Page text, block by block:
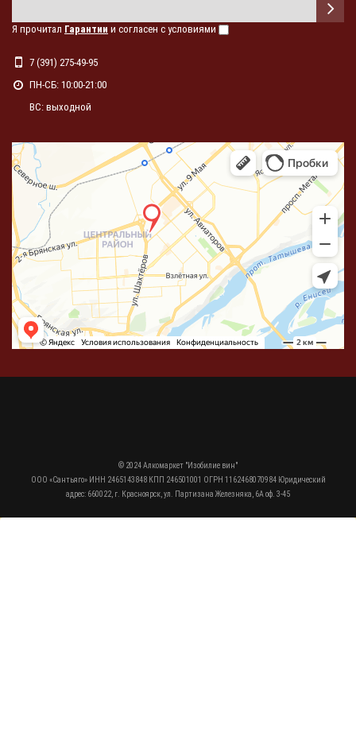
Я прочитал Гарантии и согласен с условиями
7 (391) 275-49-95
ПН-СБ: 10:00-21:00
ВС: выходной
© 2024 Алкомаркет "Изобилие вин"
ООО «Сантьяго» ИНН 2465143848 КПП 246501001 ОГРН 1162468070984 Юридический
адрес: 660022, г. Красноярск, ул. Партизана Железняка, 6А оф. 3-45